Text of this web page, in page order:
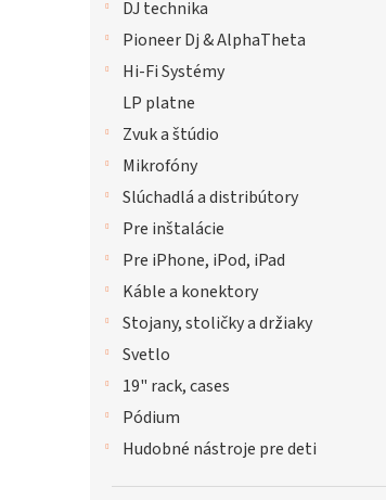
DJ technika
Pioneer Dj & AlphaTheta
Hi-Fi Systémy
LP platne
Zvuk a štúdio
Mikrofóny
Slúchadlá a distribútory
Pre inštalácie
Pre iPhone, iPod, iPad
Káble a konektory
Stojany, stoličky a držiaky
Svetlo
19" rack, cases
Pódium
Hudobné nástroje pre deti